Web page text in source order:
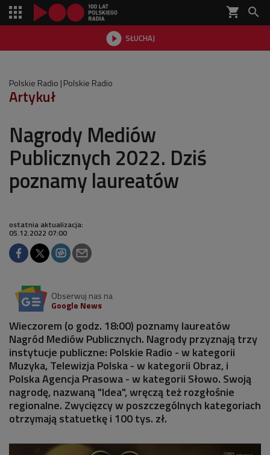
shopping_cart 
 SŁUCHAJ

Polskie Radio Polskie Radio
Artykuł
Nagrody Mediów
Publicznych 2022. Dziś
poznamy laureatów
ostatnia aktualizacja:
05.12.2022 07:00
Obserwuj nas na
Google News
Wieczorem (o godz. 18:00) poznamy laureatów
Nagród Mediów Publicznych. Nagrody przyznają trzy
instytucje publiczne: Polskie Radio - w kategorii
Muzyka, Telewizja Polska - w kategorii Obraz, i
Polska Agencja Prasowa - w kategorii Słowo. Swoją
nagrodę, nazwaną "Idea", wręczą też rozgłośnie
regionalne. Zwycięzcy w poszczególnych kategoriach
otrzymają statuetkę i 100 tys. zł.